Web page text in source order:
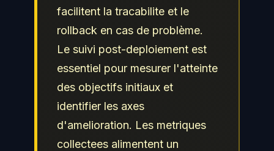
facilitent la tracabilite et le
rollback en cas de problème.
Le suivi post-deploiement est
essentiel pour mesurer l'atteinte
des objectifs initiaux et
identifier les axes
d'amelioration. Les metriques
collectees alimentent un